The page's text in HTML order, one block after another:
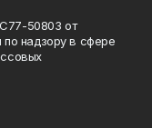
50803 от
надзору в сфере